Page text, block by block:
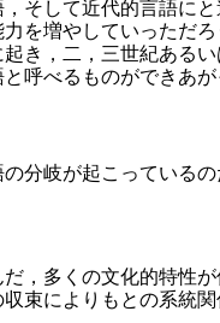
そして近代的言語にと
を増やしていっただ
き，二，三世紀ある
呼べるものができあが
分岐が起こっている
，多くの文化的特性
束によりもとの系統